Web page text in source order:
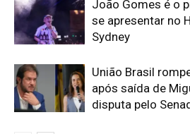
João Gomes é o
se apresentar no
Sydney
União Brasil
após saída de
disputa pelo